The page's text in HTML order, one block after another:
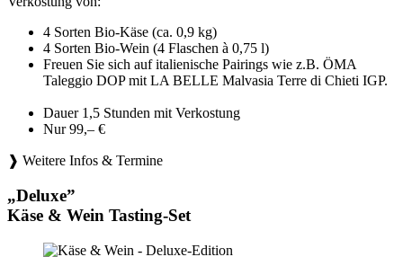
4 Sorten Bio-Käse (ca. 0,9 kg)
4 Sorten Bio-Wein (4 Flaschen à 0,75 l)
Freuen Sie sich auf italienische Pairings wie z.B. ÖMA
Taleggio DOP mit LA BELLE Malvasia Terre di Chieti IGP.
Dauer 1,5 Stunden mit Verkostung
Nur 99,– €
❱ Weitere Infos & Termine
„Deluxe”
Käse & Wein Tasting-Set